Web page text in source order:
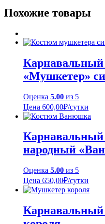
Похожие товары
«Мушкетер»
Оценка 5.00 из 5
Цена 600,00₽/сутки
народный
Оценка 5.00 из 5
Цена 650,00₽/сутки